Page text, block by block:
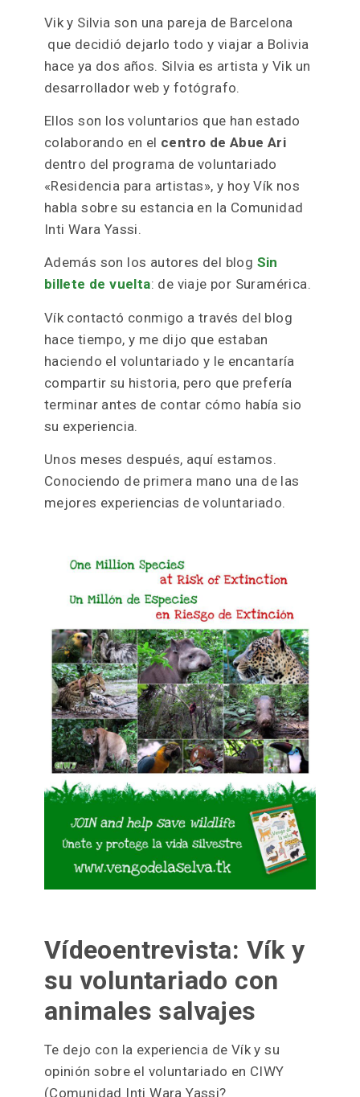
Vik y Silvia son una pareja de Barcelona
que decidió dejarlo todo y viajar a Bolivia
hace ya dos años. Silvia es artista y Vik un
desarrollador web y fotógrafo.
Ellos son los voluntarios que han estado
colaborando en el centro de Abue Ari
dentro del programa de voluntariado
«Residencia para artistas», y hoy Vík nos
habla sobre su estancia en la Comunidad
Inti Wara Yassi.
Además son los autores del blog Sin
billete de vuelta: de viaje por Suramérica.
Vík contactó conmigo a través del blog
hace tiempo, y me dijo que estaban
haciendo el voluntariado y le encantaría
compartir su historia, pero que prefería
terminar antes de contar cómo había sio
su experiencia.
Unos meses después, aquí estamos.
Conociendo de primera mano una de las
mejores experiencias de voluntariado.
Vídeoentrevista: Vík y
su voluntariado con
animales salvajes
Te dejo con la experiencia de Vík y su
opinión sobre el voluntariado en CIWY
(Comunidad Inti Wara Yassi?